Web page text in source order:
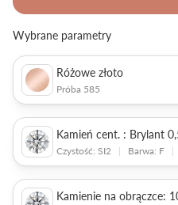
Wybrane parametry
Różowe złoto
Próba 585
Kamień cent. : Brylant
Czystość: SI2 | Barwa: F |
Kamienie na obrączce: